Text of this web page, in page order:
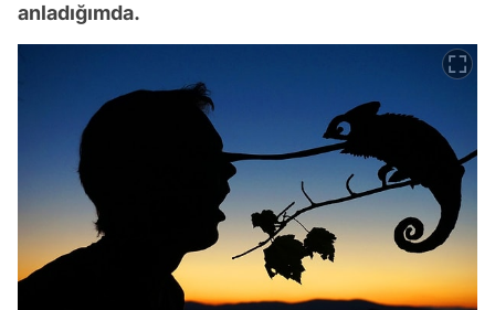
anladığımda.